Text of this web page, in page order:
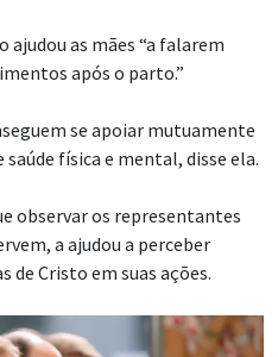
ajudou as mães “a falarem
após o parto.”
se apoiar mutuamente
saúde física e mental, disse ela.
observar os representantes
a ajudou a perceber
de Cristo em suas ações.